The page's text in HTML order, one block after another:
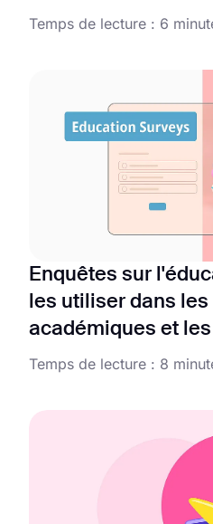
Temps de lecture : 6
Enquêtes sur
les utiliser dans
académiques et
Temps de lecture : 8